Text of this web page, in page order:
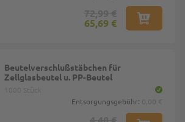
65,69 €
Beutelverschlußstäbchen für
Zellglasbeutel u. PP-Beutel
Entsorgungsgebühr: